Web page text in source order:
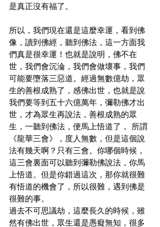
是真正沒有福了。
所以，我們現在還是這麼幸運，看到佛
像，讀到佛經，聽到佛法，這一方面我
們真是很幸運！也就是說明，佛不在
世，我們會沉淪，我們會做壞事，我們
可能要墮落三惡道。經過無數億劫，眾
生的善根成熟了，感佛出世，也就是說
我們要等到五十六億萬年，彌勒佛才出
世，才為眾生再說法，善根成熟的眾
生，一聽到佛法，便馬上悟道了， 所謂
《龍華三會》，度人無數，但是這個說
法有幾天啊？只有三會。你哪個時候，
這三會裏面可以聽到彌勒佛說法，你馬
上悟道。但是你錯過這次，那你就很難
有悟道的機會了，所以很難，遇到佛是
很難的事。
過去不可思議劫，這麼長久的時候，雖
然有佛出世，眾生還是愚癡無知，很多